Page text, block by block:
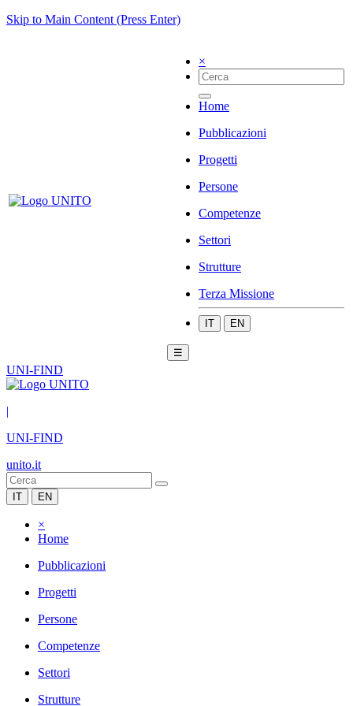
Skip to Main Content (Press Enter)
×
Home
Pubblicazioni
Progetti
Persone
Competenze
Settori
Strutture
Terza Missione
IT EN
☰
UNI-FIND
|
UNI-FIND
unito.it
IT EN
×
Home
Pubblicazioni
Progetti
Persone
Competenze
Settori
Strutture